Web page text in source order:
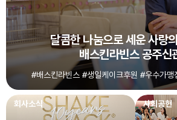
달콤한 나눔으로 세운 사랑
배스킨라빈스 공주신
#배스킨라빈스 #생일케이크후원 #우수가맹
회사소식 사회공헌